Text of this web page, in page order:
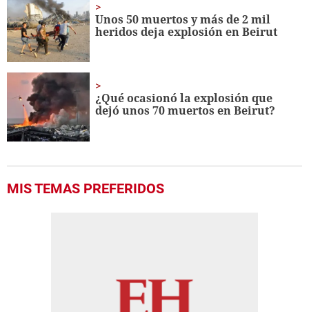
Unos 50 muertos y más de 2 mil
heridos deja explosión en Beirut
¿Qué ocasionó la explosión que
dejó unos 70 muertos en Beirut?
MIS TEMAS PREFERIDOS